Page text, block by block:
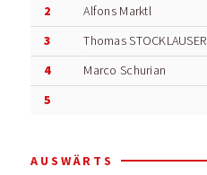
2 Alfons Marktl
3 Thomas STOCKLAUSER
4 Marco Schurian
5
AUSWÄRTS